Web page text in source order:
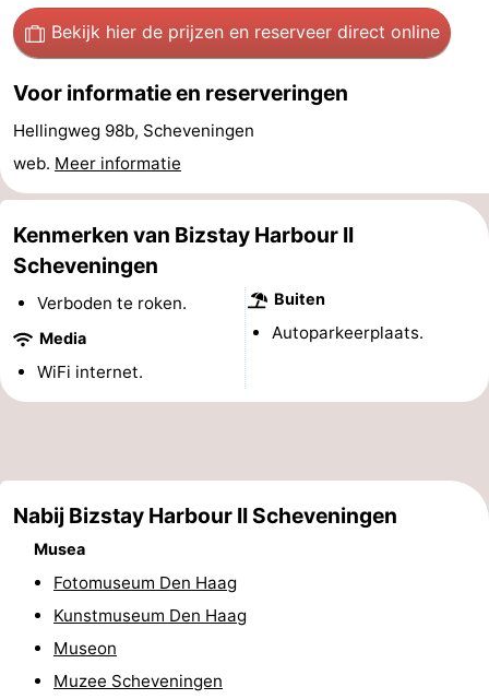
Kijkduin
Last
minutes
Strand
&
doen
Bezienswaardigheden
-
Musea
Monumenten
-
Amusement
Speeltuinen
Binnenspeeltuinen
Dorpen
Natuur
Bekijk hier de prijzen en reserveer direct online
Voor informatie en reserveringen
Hellingweg 98b, Scheveningen
web. Meer informatie
Kenmerken van Bizstay Harbour II
Scheveningen
Verboden te roken.
Media
WiFi internet.
Buiten
Autoparkeerplaats.
Nabij Bizstay Harbour II Scheveningen
Musea
Fotomuseum Den Haag
Kunstmuseum Den Haag
Museon
Muzee Scheveningen